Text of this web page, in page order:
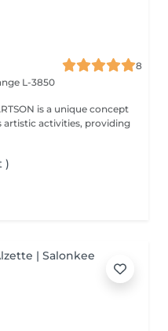
8
L-3850
activities, providing
)